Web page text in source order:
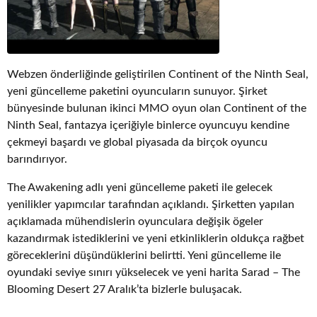
Webzen önderliğinde geliştirilen Continent of the Ninth Seal,
yeni güncelleme paketini oyuncuların sunuyor. Şirket
bünyesinde bulunan ikinci MMO oyun olan Continent of the
Ninth Seal, fantazya içeriğiyle binlerce oyuncuyu kendine
çekmeyi başardı ve global piyasada da birçok oyuncu
barındırıyor.
The Awakening adlı yeni güncelleme paketi ile gelecek
yenilikler yapımcılar tarafından açıklandı. Şirketten yapılan
açıklamada mühendislerin oyunculara değişik ögeler
kazandırmak istediklerini ve yeni etkinliklerin oldukça rağbet
göreceklerini düşündüklerini belirtti. Yeni güncelleme ile
oyundaki seviye sınırı yükselecek ve yeni harita Sarad – The
Blooming Desert 27 Aralık’ta bizlerle buluşacak.